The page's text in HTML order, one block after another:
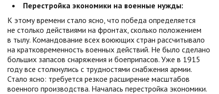
Перестройка экономики на военные нужды:
К этому времени стало ясно, что победа определяется
не столько действиями на фронтах, сколько положением
в тылу. Командование всех воюющих стран рассчитывало
на кратковременность военных действий. Не было сделано
больших запасов снаряжения и боеприпасов. Уже в 1915
году все столкнулись с трудностями снабжения армии.
Стало ясно: требуется резкое расширение масштабов
военного производства. Началась перестройка экономики.